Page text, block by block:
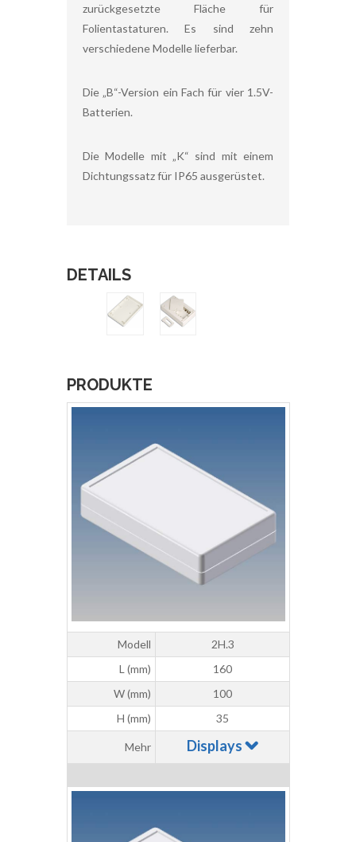
zurückgesetzte Fläche für
Folientastaturen. Es sind zehn
verschiedene Modelle lieferbar.
Die „B“-Version ein Fach für vier 1.5V-
Batterien.
Die Modelle mit „K“ sind mit einem
Dichtungssatz für IP65 ausgerüstet.
DETAILS
PRODUKTE
Modell
2H.3
L (mm)
160
W (mm)
100
H (mm)
35
Mehr Displays